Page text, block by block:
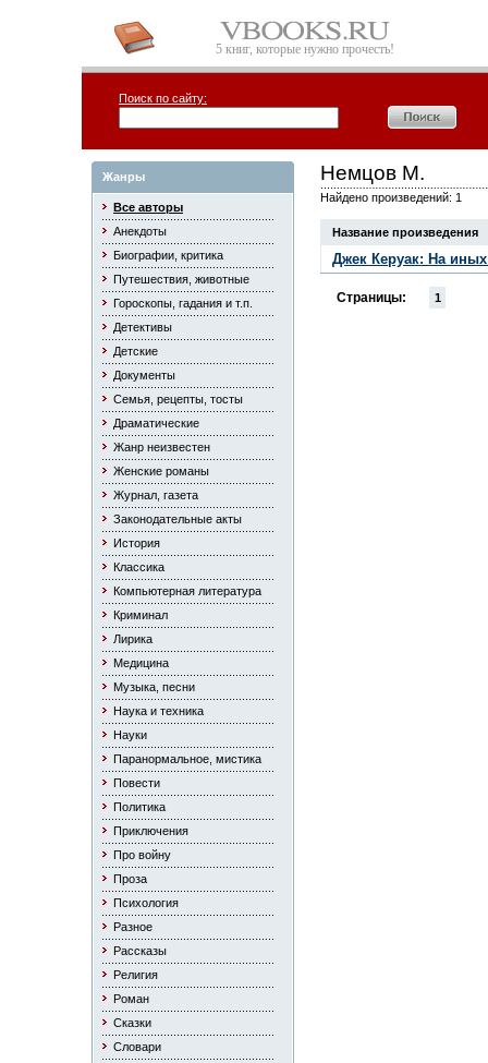
5 книг, которые нужно прочесть!
Поиск по сайту:
Жанры
Все авторы
Анекдоты
Биографии, критика
Путешествия, животные
Гороскопы, гадания и т.п.
Детективы
Детские
Документы
Семья, рецепты, тосты
Драматические
Жанр неизвестен
Женские романы
Журнал, газета
Законодательные акты
История
Классика
Компьютерная литература
Криминал
Лирика
Медицина
Музыка, песни
Наука и техника
Науки
Паранормальное, мистика
Повести
Политика
Приключения
Про войну
Проза
Психология
Разное
Рассказы
Религия
Роман
Сказки
Словари
Немцов М.
Найдено произведений: 1
Название произведения
Джек Керуак: На
Страницы: 1